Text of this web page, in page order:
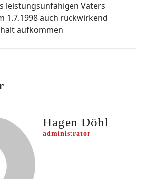
leistungsunfähigen Vaters
1.7.1998 auch rückwirkend
aufkommen
Hagen Döhl
administrator